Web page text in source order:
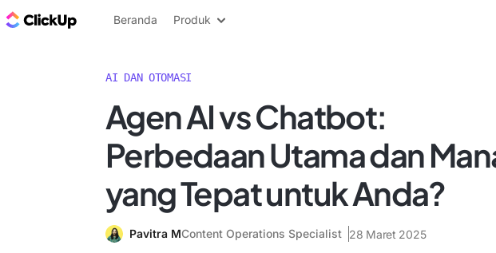
Blog ClickUp
Beranda Produk
AI DAN OTOMASI
Agen AI vs Chatbot:
Perbedaan Utama dan
yang Tepat untuk Anda?
Pavitra MContent Operations Specialist 28 Maret 2025